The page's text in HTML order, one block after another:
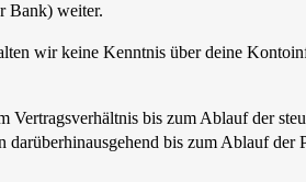
Bank) weiter.
wir keine Kenntnis über deine
Vertragsverhältnis bis zum Ablauf der
bis zum Ablauf der